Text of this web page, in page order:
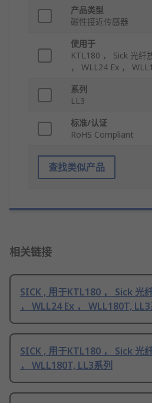
产品类型
磁性接近传感器
使用于
KTL180 ， Sick 光纤
， WLL24 Ex ，
系列
LL3
标准/认证
RoHS Compliant
查找类似产品
相关链接
SICK , 用于KTL180 ， Sick 光
， WLL24 Ex ， WLL180T,
SICK , 用于KTL180 ， Sick 光
， WLL180T, LL3系列